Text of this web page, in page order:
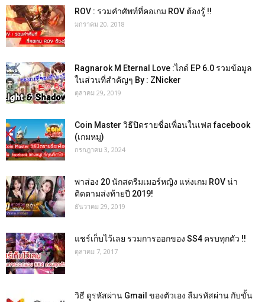
ROV : รวมคำศัพท์ที่คอเกม ROV ต้องรู้ !!
มกราคม 20, 2018
Ragnarok M Eternal Love :ไกด์ EP 6.0 รวมข้อมูล
ในส่วนที่สำคัญๆ By : ZNicker
ตุลาคม 29, 2019
Coin Master วิธีปิดรายชื่อเพื่อนในเฟส facebook
(เกมหมู)
กรกฎาคม 3, 2024
พาส่อง 20 นักสตรีมเมอร์หญิง แห่งเกม ROV น่า
ติดตามส่งท้ายปี 2019!
ธันวาคม 29, 2019
แชร์เก็บไว้เลย รวมการออกของ SS4 ครบทุกตัว !!
ตุลาคม 7, 2017
วิธี ดูรหัสผ่าน Gmail ของตัวเอง ลืมรหัสผ่าน กับขั้น